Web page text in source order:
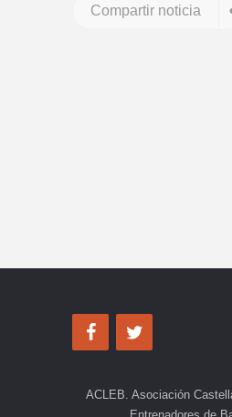
Compartir noticia
ACLEB. Asociación